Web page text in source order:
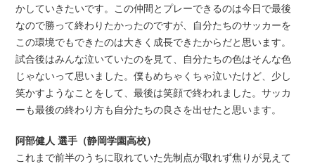
かしていきたいです。この仲間とプレーできるのは今日で最後
なので勝って終わりたかったのですが、自分たちのサッカーを
この環境でもできたのは大きく成長できたからだと思います。
試合後はみんな泣いていたのを見て、自分たちの色はそんな色
じゃないって思いました。僕もめちゃくちゃ泣いたけど、少し
笑かすようなことをして、最後は笑顔で終われました。サッカ
ーも最後の終わり方も自分たちの良さを出せたと思います。
阿部健人 選手（静岡学園高校）
これまで前半のうちに取れていた先制点が取れず焦りが見えて